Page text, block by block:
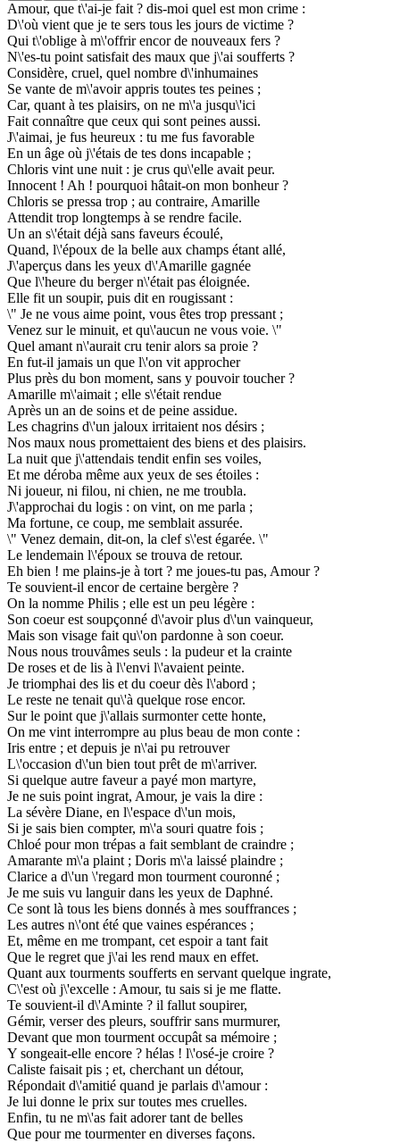
Amour, que t\'ai-je fait ? dis-moi quel est mon crime :
D\'où vient que je te sers tous les jours de victime ?
Qui t\'oblige à m\'offrir encor de nouveaux fers ?
N\'es-tu point satisfait des maux que j\'ai soufferts ?
Considère, cruel, quel nombre d\'inhumaines
Se vante de m\'avoir appris toutes tes peines ;
Car, quant à tes plaisirs, on ne m\'a jusqu\'ici
Fait connaître que ceux qui sont peines aussi.
J\'aimai, je fus heureux : tu me fus favorable
En un âge où j\'étais de tes dons incapable ;
Chloris vint une nuit : je crus qu\'elle avait peur.
Innocent ! Ah ! pourquoi hâtait-on mon bonheur ?
Chloris se pressa trop ; au contraire, Amarille
Attendit trop longtemps à se rendre facile.
Un an s\'était déjà sans faveurs écoulé,
Quand, l\'époux de la belle aux champs étant allé,
J\'aperçus dans les yeux d\'Amarille gagnée
Que l\'heure du berger n\'était pas éloignée.
Elle fit un soupir, puis dit en rougissant :
\" Je ne vous aime point, vous êtes trop pressant ;
Venez sur le minuit, et qu\'aucun ne vous voie. \"
Quel amant n\'aurait cru tenir alors sa proie ?
En fut-il jamais un que l\'on vit approcher
Plus près du bon moment, sans y pouvoir toucher ?
Amarille m\'aimait ; elle s\'était rendue
Après un an de soins et de peine assidue.
Les chagrins d\'un jaloux irritaient nos désirs ;
Nos maux nous promettaient des biens et des plaisirs.
La nuit que j\'attendais tendit enfin ses voiles,
Et me déroba même aux yeux de ses étoiles :
Ni joueur, ni filou, ni chien, ne me troubla.
J\'approchai du logis : on vint, on me parla ;
Ma fortune, ce coup, me semblait assurée.
\" Venez demain, dit-on, la clef s\'est égarée. \"
Le lendemain l\'époux se trouva de retour.
Eh bien ! me plains-je à tort ? me joues-tu pas, Amour ?
Te souvient-il encor de certaine bergère ?
On la nomme Philis ; elle est un peu légère :
Son coeur est soupçonné d\'avoir plus d\'un vainqueur,
Mais son visage fait qu\'on pardonne à son coeur.
Nous nous trouvâmes seuls : la pudeur et la crainte
De roses et de lis à l\'envi l\'avaient peinte.
Je triomphai des lis et du coeur dès l\'abord ;
Le reste ne tenait qu\'à quelque rose encor.
Sur le point que j\'allais surmonter cette honte,
On me vint interrompre au plus beau de mon conte :
Iris entre ; et depuis je n\'ai pu retrouver
L\'occasion d\'un bien tout prêt de m\'arriver.
Si quelque autre faveur a payé mon martyre,
Je ne suis point ingrat, Amour, je vais la dire :
La sévère Diane, en l\'espace d\'un mois,
Si je sais bien compter, m\'a souri quatre fois ;
Chloé pour mon trépas a fait semblant de craindre ;
Amarante m\'a plaint ; Doris m\'a laissé plaindre ;
Clarice a d\'un \'regard mon tourment couronné ;
Je me suis vu languir dans les yeux de Daphné.
Ce sont là tous les biens donnés à mes souffrances ;
Les autres n\'ont été que vaines espérances ;
Et, même en me trompant, cet espoir a tant fait
Que le regret que j\'ai les rend maux en effet.
Quant aux tourments soufferts en servant quelque ingrate,
C\'est où j\'excelle : Amour, tu sais si je me flatte.
Te souvient-il d\'Aminte ? il fallut soupirer,
Gémir, verser des pleurs, souffrir sans murmurer,
Devant que mon tourment occupât sa mémoire ;
Y songeait-elle encore ? hélas ! l\'osé-je croire ?
Caliste faisait pis ; et, cherchant un détour,
Répondait d\'amitié quand je parlais d\'amour :
Je lui donne le prix sur toutes mes cruelles.
Enfin, tu ne m\'as fait adorer tant de belles
Que pour me tourmenter en diverses façons.